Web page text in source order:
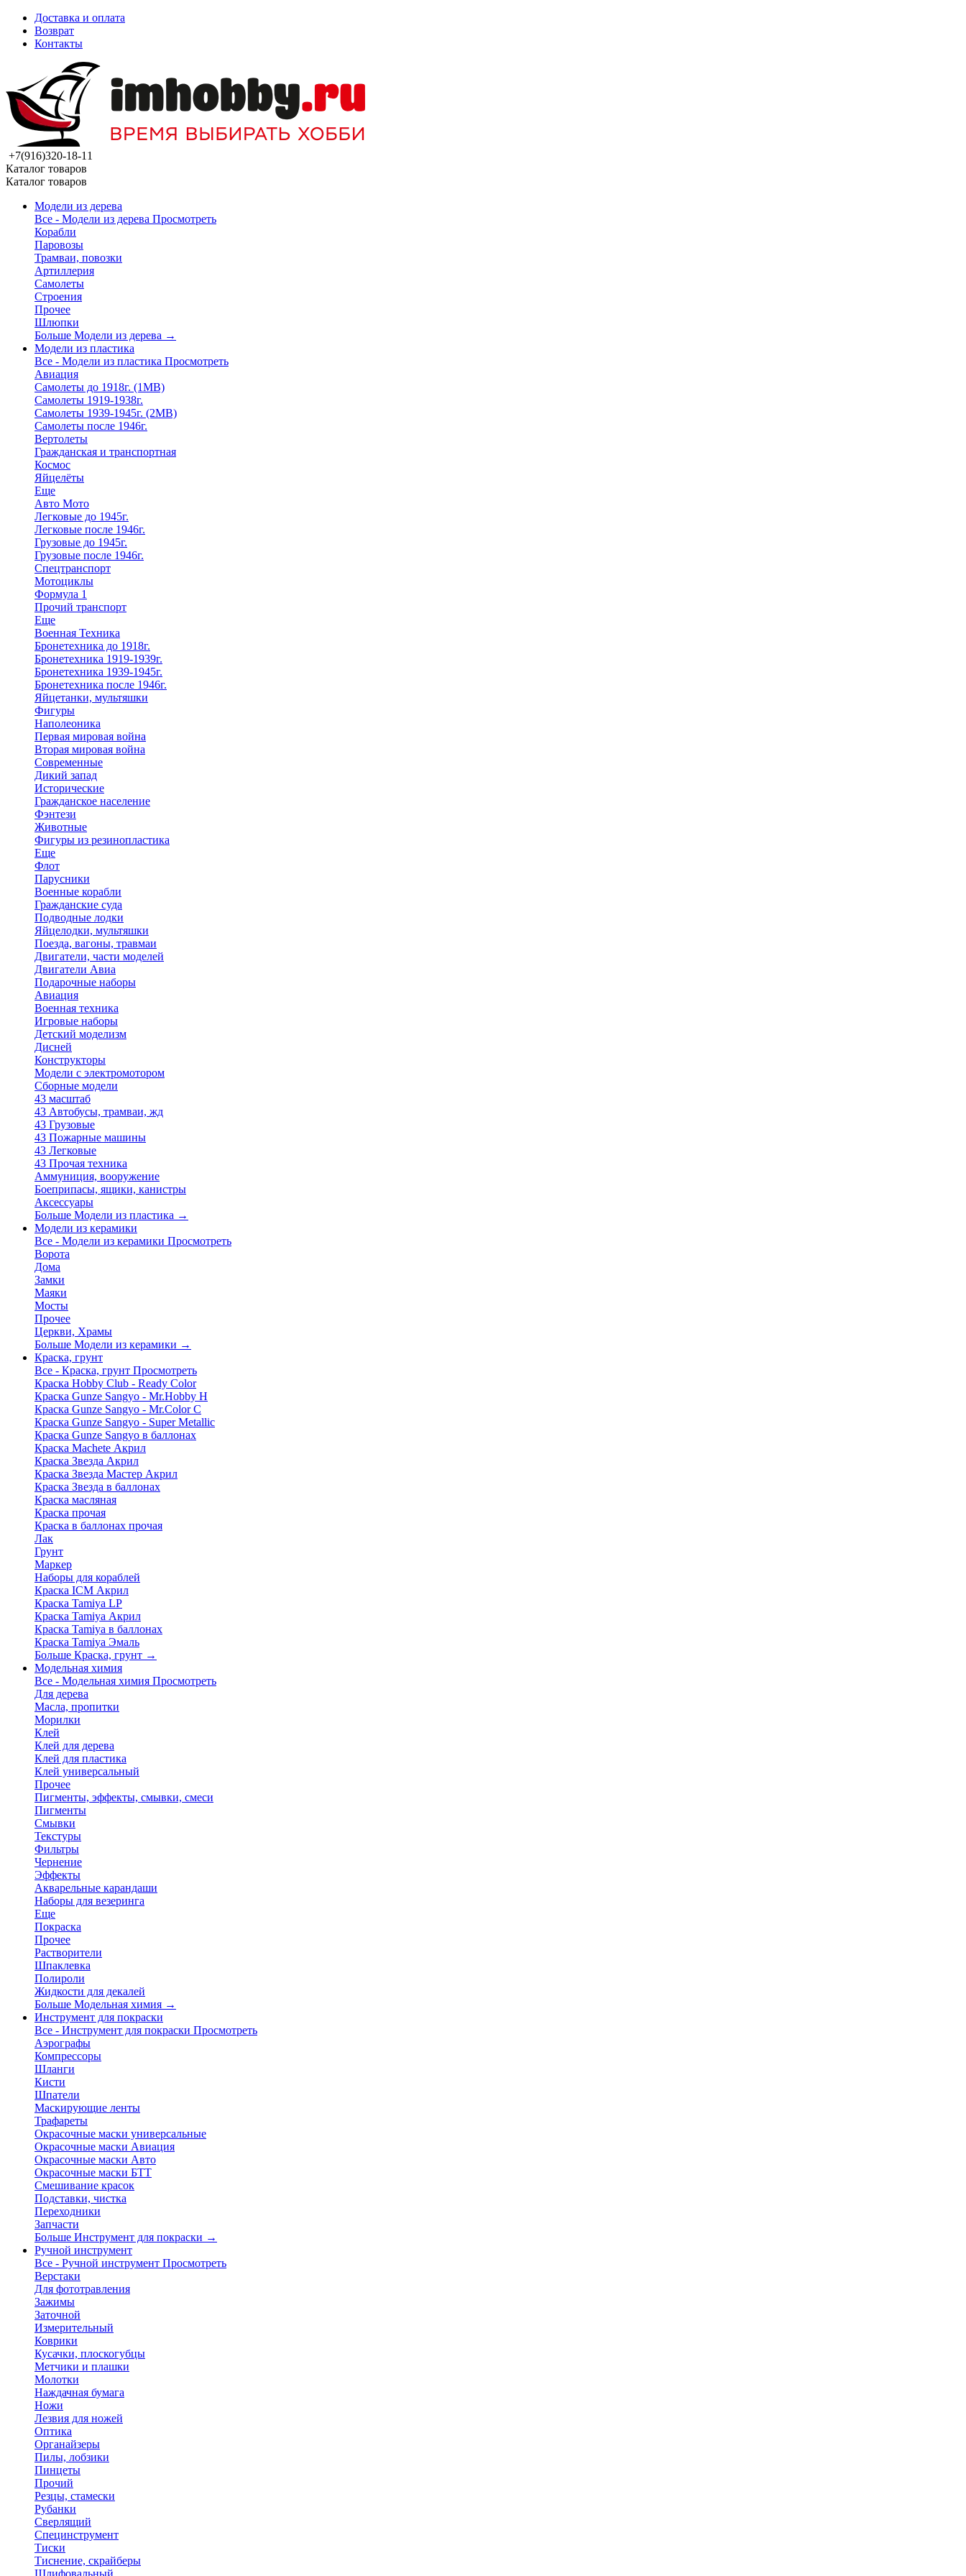
Доставка и оплата
Возврат
Контакты
+7(916)320-18-11
Каталог товаров
Каталог товаров
Модели из дерева
Все - Модели из дерева Просмотреть
Корабли
Паровозы
Трамваи, повозки
Артиллерия
Самолеты
Строения
Прочее
Шлюпки
Больше Модели из дерева →
Модели из пластика
Все - Модели из пластика Просмотреть
Авиация
Самолеты до 1918г. (1МВ)
Самолеты 1919-1938г.
Самолеты 1939-1945г. (2МВ)
Самолеты после 1946г.
Вертолеты
Гражданская и транспортная
Космос
Яйцелёты
Еще
Авто Мото
Легковые до 1945г.
Легковые после 1946г.
Грузовые до 1945г.
Грузовые после 1946г.
Спецтранспорт
Мотоциклы
Формула 1
Прочий транспорт
Еще
Военная Техника
Бронетехника до 1918г.
Бронетехника 1919-1939г.
Бронетехника 1939-1945г.
Бронетехника после 1946г.
Яйцетанки, мультяшки
Фигуры
Наполеоника
Первая мировая война
Вторая мировая война
Современные
Дикий запад
Исторические
Гражданское население
Фэнтези
Животные
Фигуры из резинопластика
Еще
Флот
Парусники
Военные корабли
Гражданские суда
Подводные лодки
Яйцелодки, мультяшки
Поезда, вагоны, травмаи
Двигатели, части моделей
Двигатели Авиа
Подарочные наборы
Авиация
Военная техника
Игровые наборы
Детский моделизм
Дисней
Конструкторы
Модели с электромотором
Сборные модели
43 масштаб
43 Автобусы, трамваи, жд
43 Грузовые
43 Пожарные машины
43 Легковые
43 Прочая техника
Аммуниция, вооружение
Боеприпасы, ящики, канистры
Аксессуары
Больше Модели из пластика →
Модели из керамики
Все - Модели из керамики Просмотреть
Ворота
Дома
Замки
Маяки
Мосты
Прочее
Церкви, Храмы
Больше Модели из керамики →
Краска, грунт
Все - Краска, грунт Просмотреть
Краска Hobby Club - Ready Color
Краска Gunze Sangyo - Mr.Hobby H
Краска Gunze Sangyo - Mr.Color C
Краска Gunze Sangyo - Super Metallic
Краска Gunze Sangyo в баллонах
Краска Machete Акрил
Краска Звезда Акрил
Краска Звезда Мастер Акрил
Краска Звезда в баллонах
Краска масляная
Краска прочая
Краска в баллонах прочая
Лак
Грунт
Маркер
Наборы для кораблей
Краска ICM Акрил
Краска Tamiya LP
Краска Tamiya Акрил
Краска Tamiya в баллонах
Краска Tamiya Эмаль
Больше Краска, грунт →
Модельная химия
Все - Модельная химия Просмотреть
Для дерева
Масла, пропитки
Морилки
Клей
Клей для дерева
Клей для пластика
Клей универсальный
Прочее
Пигменты, эффекты, смывки, смеси
Пигменты
Смывки
Текстуры
Фильтры
Чернение
Эффекты
Акварельные карандаши
Наборы для везеринга
Еще
Покраска
Прочее
Растворители
Шпаклевка
Полироли
Жидкости для декалей
Больше Модельная химия →
Инструмент для покраски
Все - Инструмент для покраски Просмотреть
Аэрографы
Компрессоры
Шланги
Кисти
Шпатели
Маскирующие ленты
Трафареты
Окрасочные маски универсальные
Окрасочные маски Авиация
Окрасочные маски Авто
Окрасочные маски БТТ
Смешивание красок
Подставки, чистка
Переходники
Запчасти
Больше Инструмент для покраски →
Ручной инструмент
Все - Ручной инструмент Просмотреть
Верстаки
Для фототравления
Зажимы
Заточной
Измерительный
Коврики
Кусачки, плоскогубцы
Метчики и плашки
Молотки
Наждачная бумага
Ножи
Лезвия для ножей
Оптика
Органайзеры
Пилы, лобзики
Пинцеты
Прочий
Резцы, стамески
Рубанки
Сверлящий
Специнструмент
Тиски
Тиснение, скрайберы
Шлифовальный